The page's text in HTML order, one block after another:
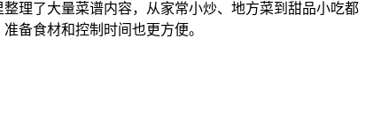
理了大量菜谱内容，从家常小炒、地方菜到甜品小吃都
备食材和控制时间也更方便。